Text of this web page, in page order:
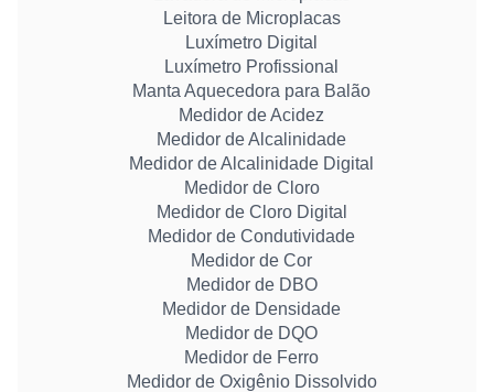
Leitora de Microplacas
Luxímetro Digital
Luxímetro Profissional
Manta Aquecedora para Balão
Medidor de Acidez
Medidor de Alcalinidade
Medidor de Alcalinidade Digital
Medidor de Cloro
Medidor de Cloro Digital
Medidor de Condutividade
Medidor de Cor
Medidor de DBO
Medidor de Densidade
Medidor de DQO
Medidor de Ferro
Medidor de Oxigênio Dissolvido